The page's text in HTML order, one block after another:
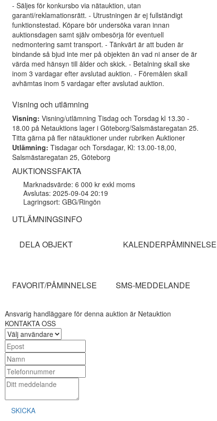
- Säljes för konkursbo via nätauktion, utan
garanti/reklamationsrätt. - Utrustningen är ej fullständigt
funktionstestad. Köpare bör undersöka varan innan
auktionsdagen samt själv ombesörja för eventuell
nedmontering samt transport. - Tänkvärt är att buden är
bindande så bjud inte mer på objekten än vad ni anser de är
värda med hänsyn till ålder och skick. - Betalning skall ske
inom 3 vardagar efter avslutad auktion. - Föremålen skall
avhämtas inom 5 vardagar efter avslutad auktion.
Visning och utlämning
Visning: Visning/utlämning Tisdag och Torsdag kl 13.30 -
18.00 på Netauktions lager i Göteborg/Salsmästaregatan 25.
Titta gärna på fler nätauktioner under rubriken Auktioner
Utlämning: Tisdagar och Torsdagar, Kl: 13.00-18,00,
Salsmästaregatan 25, Göteborg
AUKTIONSSFAKTA
Marknadsvärde: 6 000 kr exkl moms
Avslutas: 2025-09-04 20:19
Lagringsort: GBG/Ringön
UTLÄMNINGSINFO
DELA OBJEKT KALENDERPÅMINNELSE
FAVORIT/PÅMINNELSE SMS-MEDDELANDE
Ansvarig handläggare för denna auktion är Netauktion
KONTAKTA OSS
SKICKA